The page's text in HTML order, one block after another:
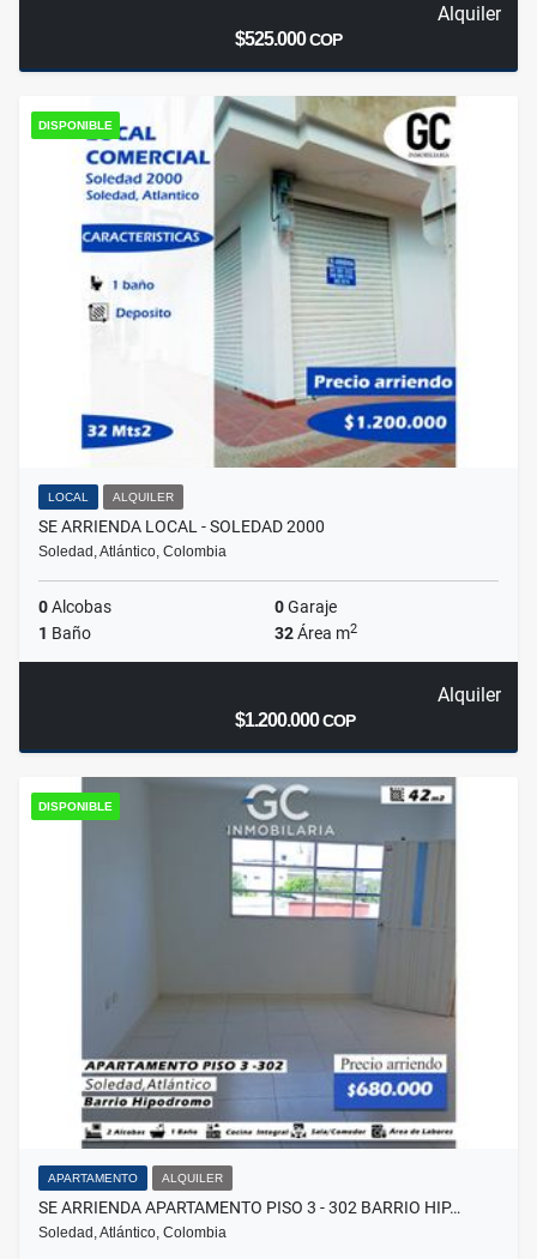
Alquiler
$525.000COP
DISPONIBLE
LOCAL ALQUILER
SE ARRIENDA LOCAL - SOLEDAD 2000
Soledad, Atlántico, Colombia
0Alcobas 0Garaje
1 Baño 32Área m2
Alquiler
$1.200.000COP
DISPONIBLE
APARTAMENTO ALQUILER
SE ARRIENDA APARTAMENTO PISO 3 - 302 BARRIO HIP…
Soledad, Atlántico, Colombia